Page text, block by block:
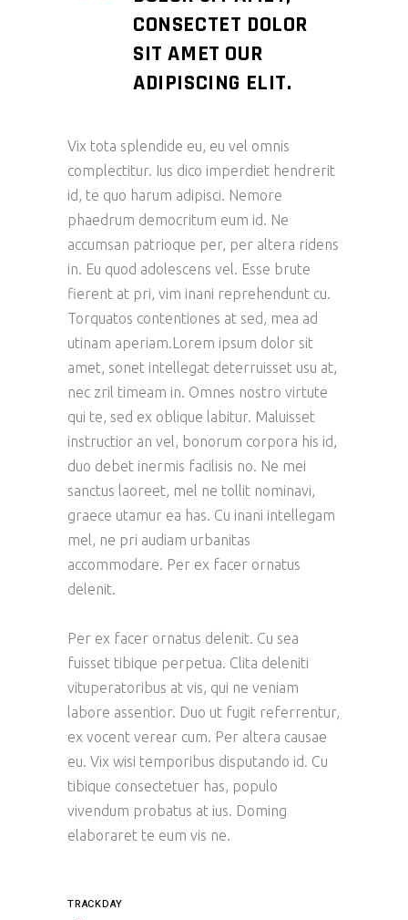
CONSECTET DOLOR
SIT AMET OUR
ADIPISCING ELIT.
Vix tota splendide eu, eu vel omnis
complectitur. Ius dico imperdiet hendrerit
id, te quo harum adipisci. Nemore
phaedrum democritum eum id. Ne
accumsan patrioque per, per altera ridens
in. Eu quod adolescens vel. Esse brute
fierent at pri, vim inani reprehendunt cu.
Torquatos contentiones at sed, mea ad
utinam aperiam.Lorem ipsum dolor sit
amet, sonet intellegat deterruisset usu at,
nec zril timeam in. Omnes nostro virtute
qui te, sed ex oblique labitur. Maluisset
instructior an vel, bonorum corpora his id,
duo debet inermis facilisis no. Ne mei
sanctus laoreet, mel ne tollit nominavi,
graece utamur ea has. Cu inani intellegam
mel, ne pri audiam urbanitas
accommodare. Per ex facer ornatus
delenit.
Per ex facer ornatus delenit. Cu sea
fuisset tibique perpetua. Clita deleniti
vituperatoribus at vis, qui ne veniam
labore assentior. Duo ut fugit referrentur,
ex vocent verear cum. Per altera causae
eu. Vix wisi temporibus disputando id. Cu
tibique consectetuer has, populo
vivendum probatus at ius. Doming
elaboraret te eum vis ne.
TRACKDAY